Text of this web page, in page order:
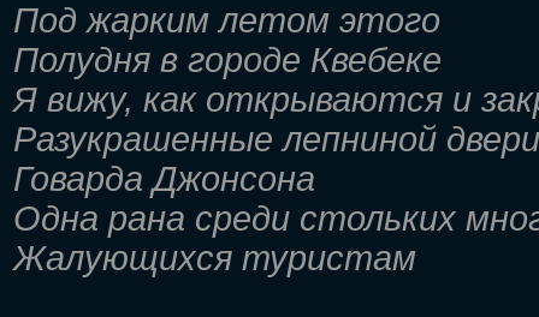
Под жарким летом этого
Полудня в городе Квебеке
Я вижу, как открываются и
Разукрашенные лепниной
Говарда Джонсона
Одна рана среди стольких
Жалующихся туристам